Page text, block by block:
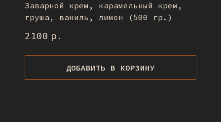
Заварной крем, карамельный крем,
груша, ваниль, лимон (500 гр.)
2100 р.
ДОБАВИТЬ В КОРЗИНУ